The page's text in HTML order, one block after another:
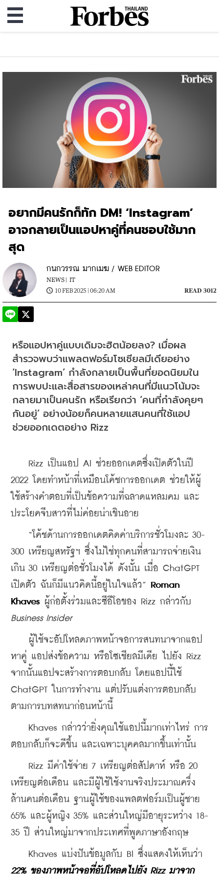
อยากมีคนรักก็ทัก DM! ‘Instagram’
อาจกลายเป็นแอปหาคู่ที่คนชอบใช้มาก
สุด
กนกวรรณ มากเมฆ / WEB EDITOR
NEWS | IT
10 FEB 2025 | 06:20 AM
READ 3012
หรือแอปหาคู่แบบเดิมจะฮิตน้อยลง? เมื่อผล
สำรวจพบว่าแพลตฟอร์มโซเชียลมีเดียอย่าง
‘Instagram’ กำลังกลายเป็นพื้นที่ยอดนิยมใน
การพบปะและสื่อสารของเหล่าคนที่มีแนวโน้มจะ
กลายมาเป็นคนรัก หรือเรียกว่า ‘คนที่กำลังคุยๆ
กันอยู่’ อย่างน้อยก็คนหลายแสนคนที่ใช้แอป
ช่วยออกเดตอย่าง Rizz
Rizz เป็นแอป AI ช่วยออกเดตซึ่งเปิดตัวในปี
2022 โดยทำหน้าที่เหมือนโค้ชการออกเดต ช่วยให้ผู้
ใช้สร้างคำตอบที่เป็นข้อความที่ฉลาดแหลมคม และ
ประโยคจีบสาวที่ไม่ค่อยน่าเขินอาย
“โค้ชด้านการออกเดตคิดค่าบริการชั่วโมงละ 30-
300 เหรียญสหรัฐฯ ซึ่งไม่ใช่ทุกคนที่สามารถจ่ายเงิน
เกิน 30 เหรียญต่อชั่วโมงได้ ดังนั้น เมื่อ ChatGPT
เปิดตัว ฉันก็มีแนวคิดนี้อยู่ในใจแล้ว” Roman
Khaves
Business Insider
ผู้ใช้จะอัปโหลดภาพหน้าจอการสนทนาจากแอป
หาคู่ แอปส่งข้อความ หรือโซเชียลมีเดีย ไปยัง Rizz
จากนั้นแอปจะสร้างการตอบกลับ โดยแอปนี้ใช้
ChatGPT ในการทำงาน แต่ปรับแต่งการตอบกลับ
ตามการบทสทนาก่อนหน้านี้
Khaves กล่าวว่ายิ่งคุณใช้แอปนี้มากเท่าไหร่ การ
ตอบกลับก็จะดีขึ้น และเฉพาะบุคคลมากขึ้นเท่านั้น
Rizz มีค่าใช้จ่าย 7 เหรียญต่อสัปดาห์ หรือ 20
เหรียญต่อเดือน และมีผู้ใช้ใช้งานจริงประมาณครึ่ง
ล้านคนต่อเดือน ฐานผู้ใช้ของแพลตฟอร์มเป็นผู้ชาย
65% และผู้หญิง 35% และส่วนใหญ่มีอายุระหว่าง 18-
35 ปี ส่วนใหญ่มาจากประเทศที่พูดภาษาอังกฤษ
22% ของภาพหน้าจอที่อัปโหลดไปยัง Rizz มาจาก